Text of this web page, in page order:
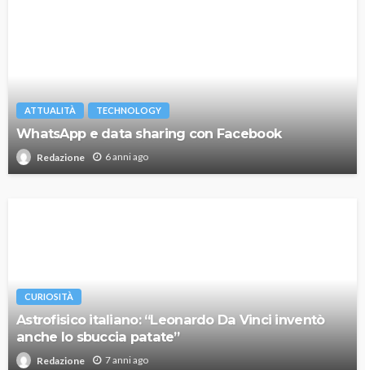
ATTUALITÀ TECHNOLOGY
WhatsApp e data sharing con Facebook
Redazione 6 anni ago
CURIOSITÀ
Astrofisico italiano: “Leonardo Da Vinci inventò
anche lo sbuccia patate”
Redazione 7 anni ago